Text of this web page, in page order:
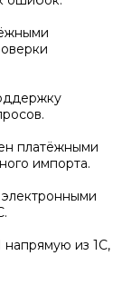
платёжными
импорта.
напрямую из 1С,